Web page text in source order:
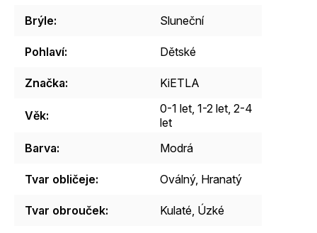
Brýle: Sluneční
Pohlaví: Dětské
Značka: KiETLA
Věk: 0-1 let 1-2 let 2-4
let
Barva: Modrá
Tvar obličeje: Oválný, Hranatý
Tvar obrouček: Kulaté Úzké